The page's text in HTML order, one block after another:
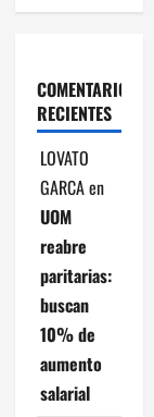
COMENTARIOS
RECIENTES
LOVATO
GARCAen
UOM
reabre
paritarias:
buscan
10% de
aumento
salarial